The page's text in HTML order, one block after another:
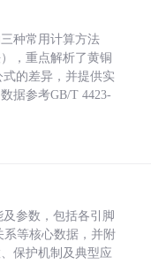
种常用计算方法
，重点解析了黄铜
式的差异，并提供实
据参考GB/T 4423-
参数，包括各引脚
系等核心数据，并附
保护机制及典型应